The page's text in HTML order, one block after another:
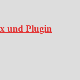
und Plugin